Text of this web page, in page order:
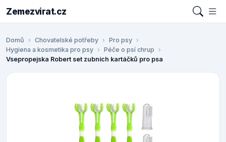
Zemezvirat.cz
Domů Chovatelské potřeby
Pro psy
Hygiena a kosmetika pro psy
Péče o psí chrup
Vsepropejska Robert set zubních kartáčků pro psa